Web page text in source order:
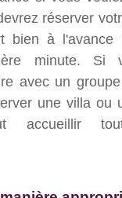
réserver
bien à l'avance
minute. Si
avec un
une villa ou
accueillir